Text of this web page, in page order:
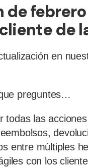
de
en
preguntes…
todas las
entre múltiples
con los